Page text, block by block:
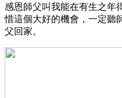
感恩師父叫我能在有生之年
惜這個大好的機會，一定聽
父回家。